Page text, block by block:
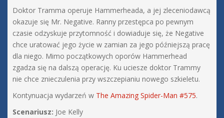
Doktor Tramma operuje Hammerheada, a jej zleceniodawcą
okazuje się Mr. Negative. Ranny przestępca po pewnym
czasie odzyskuje przytomność i dowiaduje się, że Negative
chce uratować jego życie w zamian za jego późniejszą pracę
dla niego. Mimo początkowych oporów Hammerhead
zgadza się na dalszą operację. Ku uciesze doktor Trammy
nie chce znieczulenia przy wszczepianiu nowego szkieletu.
Kontynuacja wydarzeń w The Amazing Spider-Man #575.
Scenariusz: Joe Kelly